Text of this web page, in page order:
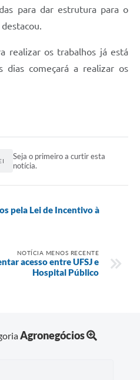
para dar estrutura para o
realizar os trabalhos já está
dias começará a realizar os
Seja o primeiro a curtir esta
notícia.
pela Lei de Incentivo à
NOTÍCIA MENOS RECENTE
acesso entre UFSJ e
Hospital Público
Agronegócios